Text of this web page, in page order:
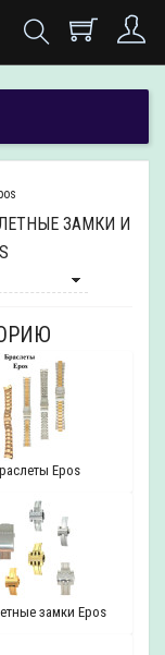
ЗАМКИ И
Epos
замки Epos